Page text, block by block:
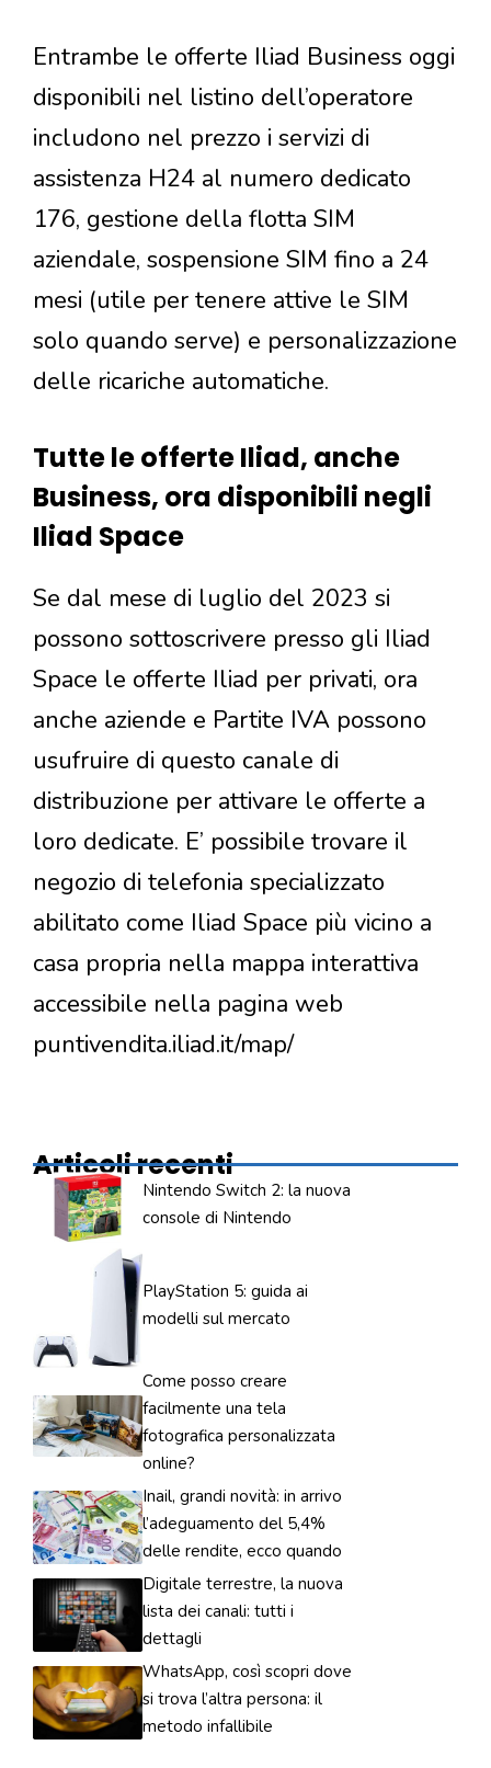
Entrambe le offerte Iliad Business oggi
disponibili nel listino dell’operatore
includono nel prezzo i servizi di
assistenza H24 al numero dedicato
176, gestione della flotta SIM
aziendale, sospensione SIM fino a 24
mesi (utile per tenere attive le SIM
solo quando serve) e personalizzazione
delle ricariche automatiche.
Tutte le offerte Iliad, anche
Business, ora disponibili negli
Iliad Space
Se dal mese di luglio del 2023 si
possono sottoscrivere presso gli Iliad
Space le offerte Iliad per privati, ora
anche aziende e Partite IVA possono
usufruire di questo canale di
distribuzione per attivare le offerte a
loro dedicate. E’ possibile trovare il
negozio di telefonia specializzato
abilitato come Iliad Space più vicino a
casa propria nella mappa interattiva
accessibile nella pagina web
puntivendita.iliad.it/map/
Articoli recenti
Nintendo Switch 2: la nuova
console di Nintendo
PlayStation 5: guida ai
modelli sul mercato
Come posso creare
facilmente una tela
fotografica personalizzata
online?
Inail, grandi novità: in arrivo
l’adeguamento del 5,4%
delle rendite, ecco quando
Digitale terrestre, la nuova
lista dei canali: tutti i
dettagli
WhatsApp, così scopri dove
si trova l’altra persona: il
metodo infallibile